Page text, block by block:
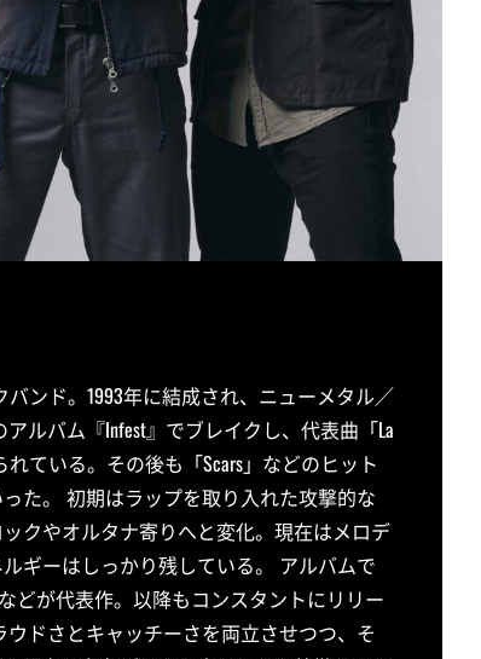
バンド。1993年に結成され、ニューメタル／
ルバム『Infest』でブレイクし、代表曲「La
ている。その後も「Scars」などのヒット
た。 初期はラップを取り入れた攻撃的な
クやオルタナ寄りへと変化。現在はメロデ
ギーはしっかり残している。 アルバムで
などが代表作。以降もコンスタントにリリー
ドさとキャッチーさを両立させつつ、そ